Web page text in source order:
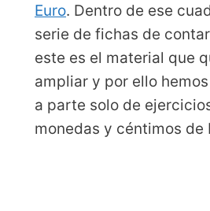
Euro. Dentro de ese
serie de fichas de
este es el material que
ampliar y por ello
a parte solo de
monedas y céntimos de